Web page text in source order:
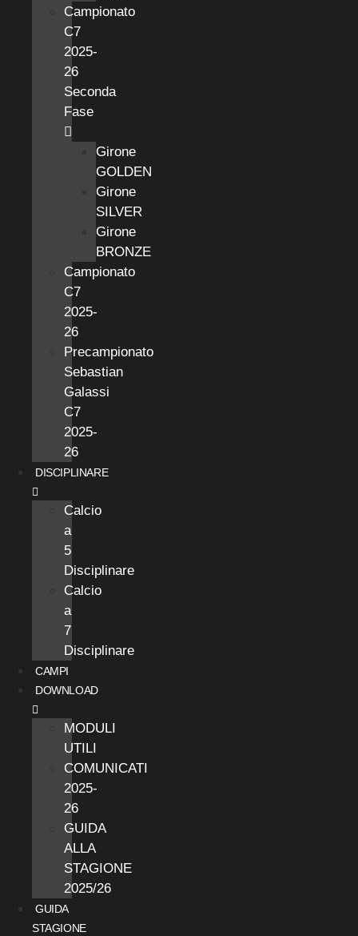
Campionato
C7
2025-
26
Seconda
Fase
Girone
GOLDEN
Girone
SILVER
Girone
BRONZE
Campionato
C7
2025-
26
Precampionato
Sebastian
Galassi
C7
2025-
26
DISCIPLINARE
Calcio
a
5
Disciplinare
Calcio
a
7
Disciplinare
CAMPI
DOWNLOAD
MODULI
UTILI
COMUNICATI
2025-
26
GUIDA
ALLA
STAGIONE
2025/26
GUIDA
STAGIONE